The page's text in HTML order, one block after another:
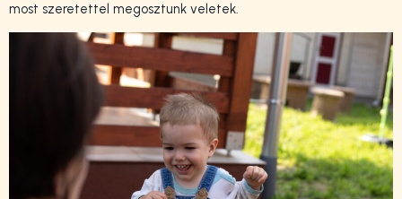
most szeretettel megosztunk veletek.